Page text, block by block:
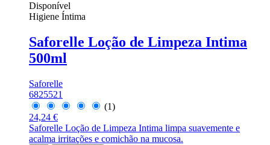
Disponível
Higiene Íntima
Saforelle Loção de Limpeza Intima
500ml
Saforelle
6825521
(1)
24,24 €
Saforelle Loção de Limpeza Intima limpa suavemente e
acalma irritações e comichão na mucosa.